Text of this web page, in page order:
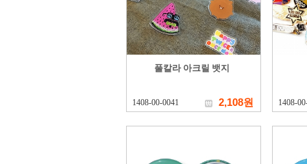
풀칼라 아크릴 뱃지
1408-00-0041 2,108원 1408-